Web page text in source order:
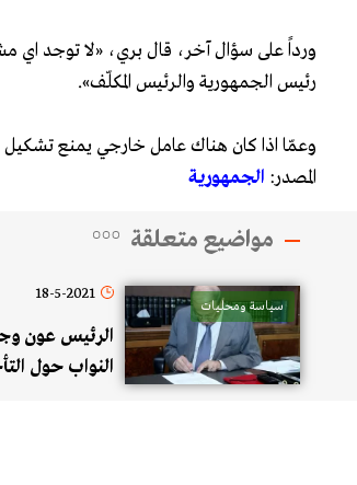
ورداً على سؤال آخر، قال بري، «لا توجد اي
رئيس الجمهورية والرئيس المكلّف».
وعمّا اذا كان هناك عامل خارجي يمنع
المصدر: الجمهورية
مواضيع متعلقة
سياسة ومحليات
18-5-2021
الرئيس عون
النواب حول